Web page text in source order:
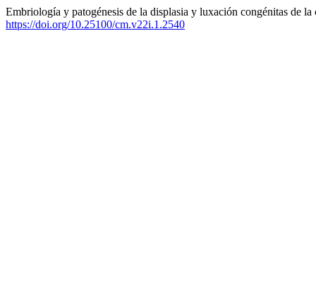
Embriología y patogénesis de la displasia y luxación congénitas de
https://doi.org/10.25100/cm.v22i.1.2540